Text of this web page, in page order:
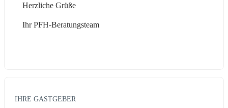
Herzliche Grüße
Ihr PFH-Beratungsteam
IHRE GASTGEBER